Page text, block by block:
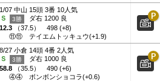
07 中山 15頭 3番 10人気
ダ右 1200 良
（37.5）
498 (+8)
⑪⑪
テイエムトッキュウ(+1.9)
27 小倉 14頭 4番 2人気
ダ右 1000 良
（35.5）
490 (+6)
④④
ボンボンショコラ(+0.6)